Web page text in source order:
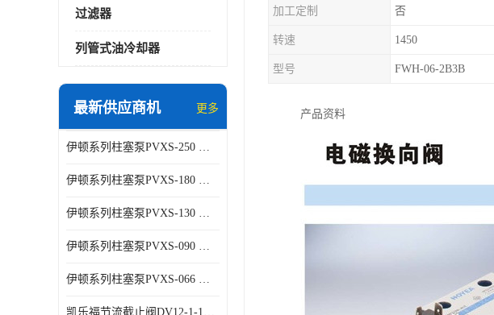
过滤器
列管式油冷却器
最新供应商机 更多
伊顿系列柱塞泵PVXS-250 钢铁厂液压系统增压油泵
伊顿系列柱塞泵PVXS-180 钢铁厂液压系统增压油泵
伊顿系列柱塞泵PVXS-130 钢铁厂液压系统增压油泵
伊顿系列柱塞泵PVXS-090 钢铁厂液压系统增压油泵
伊顿系列柱塞泵PVXS-066 钢铁厂液压系统增压油泵
凯乐福节流截止阀DV12-1-10 液压站节流阀
加工定制 否
转速 1450
型号 FWH-06-2B3B
产品资料